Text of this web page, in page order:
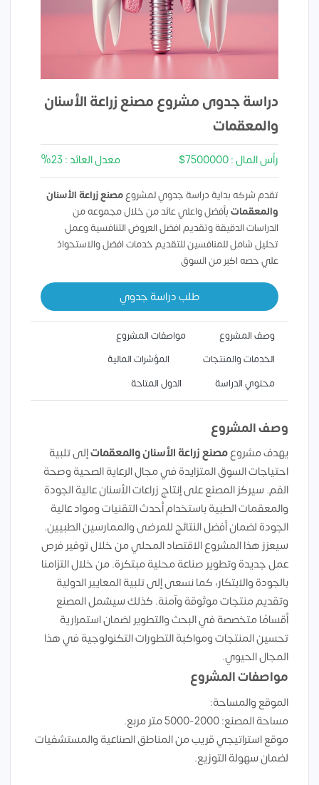
دراسة جدوى مشروع مصنع زراعة الأسنان
والمعقمات
رأس المال : 7500000$ معدل العائد : 23%
تقدم شركه بداية دراسة جدوي لمشروعمصنع زراعة الأسنان
والمعقماتبأفضل واعلي عائد من خلال مجموعه من
الدراسات الدقيقة وتقديم افضل العروض التنافسية وعمل
تحليل شامل للمنافسين للتقديم خدمات افضل والاستحواذ
علي حصه اكبر من السوق
طلب دراسة جدوي
وصف المشروع
مواصفات المشروع
الخدمات والمنتجات
المؤشرات المالية
محتوي الدراسة
الدول المتاحة
وصف المشروع
يهدف مشروعمصنع زراعة الأسنان والمعقماتإلى تلبية
احتياجات السوق المتزايدة في مجال الرعاية الصحية وصحة
الفم. سيركز المصنع على إنتاج زراعات الأسنان عالية الجودة
والمعقمات الطبية باستخدام أحدث التقنيات ومواد عالية
الجودة لضمان أفضل النتائج للمرضى والممارسين الطبيين.
سيعزز هذا المشروع الاقتصاد المحلي من خلال توفير فرص
عمل جديدة وتطوير صناعة محلية مبتكرة. من خلال التزامنا
بالجودة والابتكار، كما نسعى إلى تلبية المعايير الدولية
وتقديم منتجات موثوقة وآمنة. كذلك سيشمل المصنع
أقسامًا متخصصة في البحث والتطوير لضمان استمرارية
تحسين المنتجات ومواكبة التطورات التكنولوجية في هذا
المجال الحيوي.
مواصفات المشروع
الموقع والمساحة:
مساحة المصنع: 2000-5000 متر مربع.
موقع استراتيجي قريب من المناطق الصناعية والمستشفيات
لضمان سهولة التوزيع.